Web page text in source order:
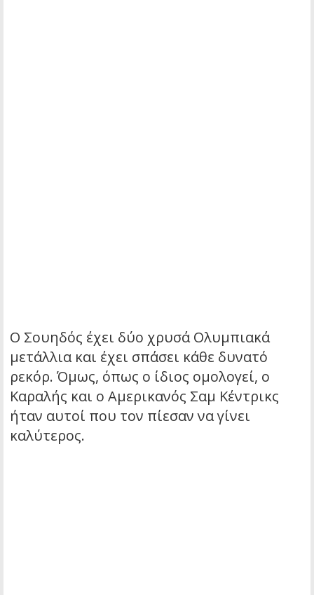
Ο Σουηδός έχει δύο χρυσά Ολυμπιακά
μετάλλια και έχει σπάσει κάθε δυνατό
ρεκόρ. Όμως, όπως ο ίδιος ομολογεί, ο
Καραλής και ο Αμερικανός Σαμ Κέντρικς
ήταν αυτοί που τον πίεσαν να γίνει
καλύτερος.